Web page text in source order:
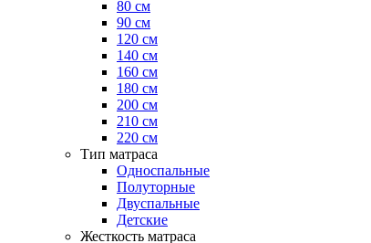
80 см
90 см
120 см
140 см
160 см
180 см
200 см
210 см
220 см
Тип матраса
Односпальные
Полуторные
Двуспальные
Детские
Жесткость матраса